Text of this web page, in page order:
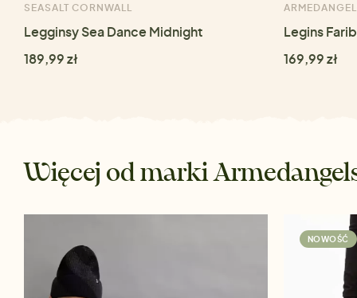
SEASALT CORNWALL
Legginsy Sea Dance Midnight
189,99 zł
Legins
169,99 zł
Więcej od marki
NOWOŚĆ